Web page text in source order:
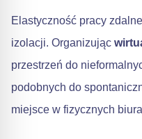
Elastyczność pracy
izolacji. Organizując
przestrzeń do
podobnych do
miejsce w fizycznych